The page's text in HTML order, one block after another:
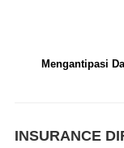
Mengantipasi
INSURANCE